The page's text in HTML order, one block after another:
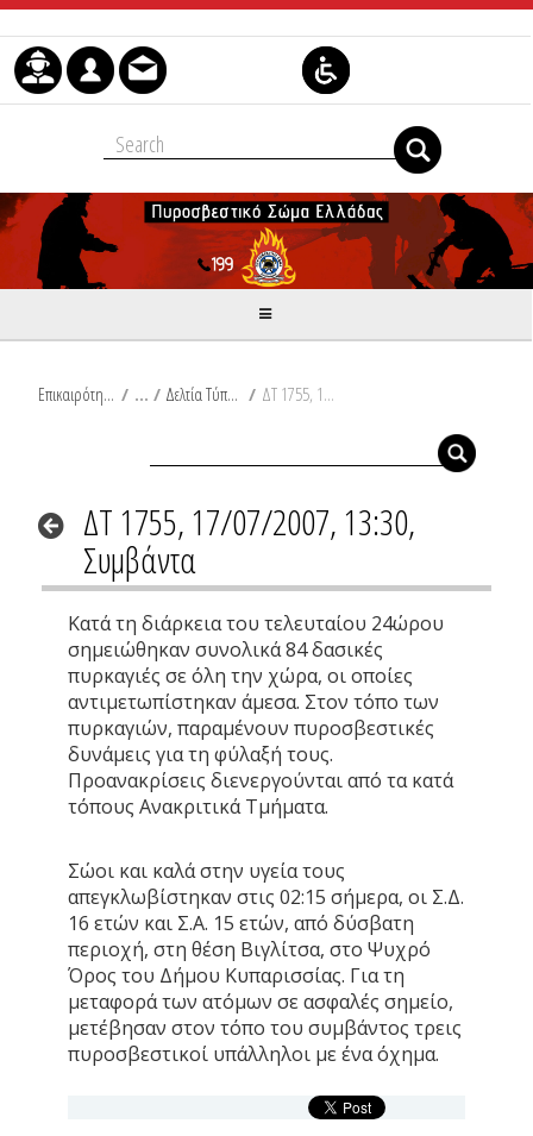
Μετάβαση στο περιεχόμενο
Επικαιρότητα / Δελτία Τύπου / ΔΤ 1755, 17/07/2007, 13:30, Συμβάντα
ΔΤ 1755, 17/07/2007, 13:30,
Συμβάντα
Κατά τη διάρκεια του τελευταίου 24ώρου
σημειώθηκαν συνολικά 84 δασικές
πυρκαγιές σε όλη την χώρα, οι οποίες
αντιμετωπίστηκαν άμεσα. Στον τόπο των
πυρκαγιών, παραμένουν πυροσβεστικές
δυνάμεις για τη φύλαξή τους.
Προανακρίσεις διενεργούνται από τα κατά
τόπους Ανακριτικά Τμήματα.
Σώοι και καλά στην υγεία τους
απεγκλωβίστηκαν στις 02:15 σήμερα, οι Σ.Δ.
16 ετών και Σ.Α. 15 ετών, από δύσβατη
περιοχή, στη θέση Βιγλίτσα, στο Ψυχρό
Όρος του Δήμου Κυπαρισσίας. Για τη
μεταφορά των ατόμων σε ασφαλές σημείο,
μετέβησαν στον τόπο του συμβάντος τρεις
πυροσβεστικοί υπάλληλοι με ένα όχημα.